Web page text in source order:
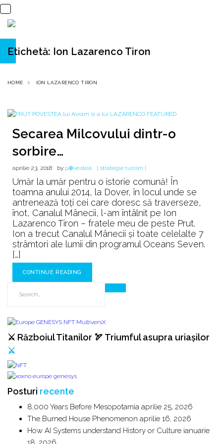
Etichetă: Ion Lazarenco Tiron
HOME ION LAZARENCO TIRON
Secarea Milcovului dintr-o
sorbire…
aprilie 23, 2018 by p⊕vestea [ strategie turism ]
Umăr la umăr pentru o istorie comună! În
toamna anului 2014, la Dover, în locul unde se
antrenează toți cei care doresc să traverseze,
înot, Canalul Mânecii, l-am întâlnit pe Ion
Lazarenco Tiron – fratele meu de peste Prut.
Ion a trecut Canalul Mânecii și toate celelalte 7
strâmtori ale lumii din programul Oceans Seven.
[…]
CONTINUE READING
⚔️ Războiul Titanilor 🏹 Triumful asupra uriașilor
⚔️
Posturi recente
8,000 Years Before Mesopotamia aprilie 25, 2026
The Burned House Phenomenon aprilie 16, 2026
How AI Systems understand History or Culture ianuarie